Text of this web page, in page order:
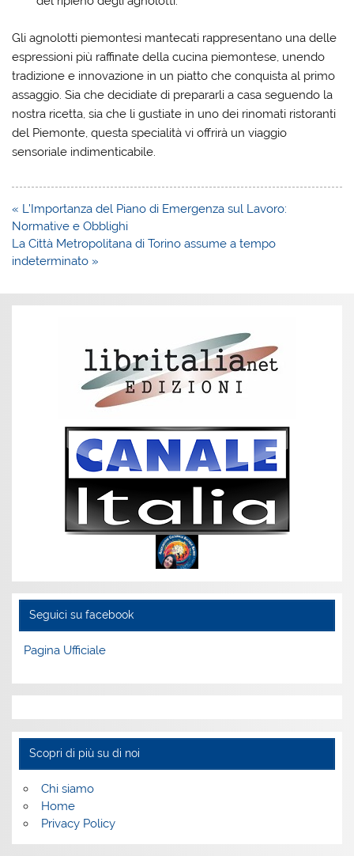
Gli agnolotti piemontesi mantecati rappresentano una delle
espressioni più raffinate della cucina piemontese, unendo
tradizione e innovazione in un piatto che conquista al primo
assaggio. Sia che decidiate di prepararli a casa seguendo la
nostra ricetta, sia che li gustiate in uno dei rinomati ristoranti
del Piemonte, questa specialità vi offrirà un viaggio
sensoriale indimenticabile.
Navigazione
articoli
« L’Importanza del Piano di Emergenza sul Lavoro:
Normative e Obblighi
La Città Metropolitana di Torino assume a tempo
indeterminato »
Seguici su facebook
Pagina Ufficiale
Scopri di più su di noi
Chi siamo
Home
Privacy Policy